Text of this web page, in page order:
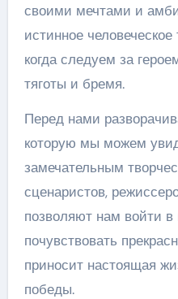
своими мечтами и
истинное
когда следуем за
тяготы и бремя.
Перед нами
которую мы можем
замечательным
сценаристов,
позволяют нам войти в
почувствовать
приносит настоящая
победы.